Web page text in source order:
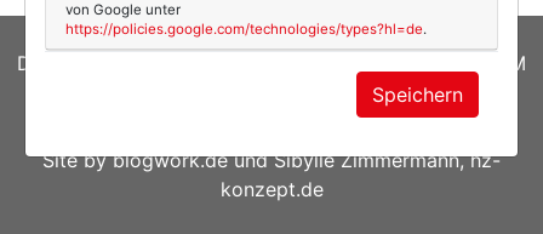
DATENSCHUTZERKLÄRUNG
IMPRESSUM
| Susanne Ackstaller
Site byblogwork.deundSibylle Zimmermann, hz-
konzept.de
von Google unter
https://policies.google.com/technologies/types?hl=de.
Speichern